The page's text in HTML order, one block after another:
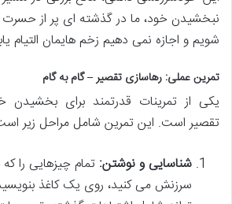
نبخشیدن خود، ما در گذشته ای پر از
شویم و اجازه نمی دهیم زخم هایمان التیام
تمرین عملی: رهاسازی تقصیر – گام به گام
یکی از تمرینات قدرتمند برای بخشیدن
تقصیر است. این تمرین شامل مراحل زیر
شناسایی و نوشتن: تمام چیزهایی را
سرزنش می کنید، روی یک کاغذ